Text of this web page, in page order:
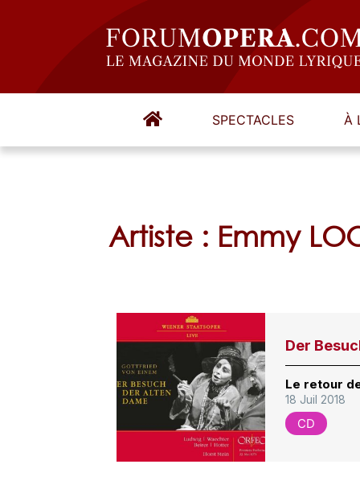
SPECTACLES À
Artiste : Emmy
Der
Le retour
18 Juil 2018
CD